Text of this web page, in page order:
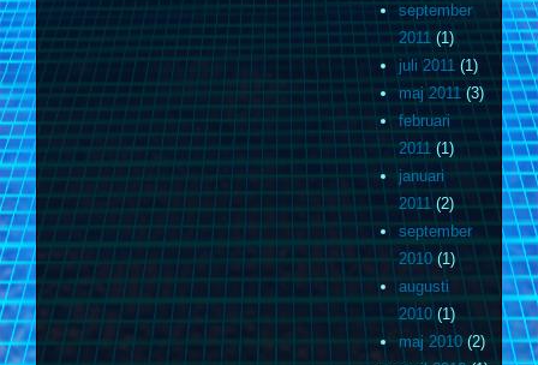
september
2011(1)
juli 2011(1)
maj 2011(3)
februari
2011(1)
januari
2011(2)
september
2010(1)
augusti
2010(1)
maj 2010(2)